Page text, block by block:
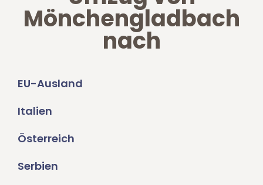
Mönchengladbach
nach
EU-Ausland
Italien
Österreich
Serbien